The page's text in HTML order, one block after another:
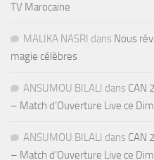
TV Marocaine
MALIKA NASRI dans Nous
magie célèbres
ANSUMOU BILALI dans CAN
– Match d’Ouverture Live ce
ANSUMOU BILALI dans CAN
– Match d’Ouverture Live ce